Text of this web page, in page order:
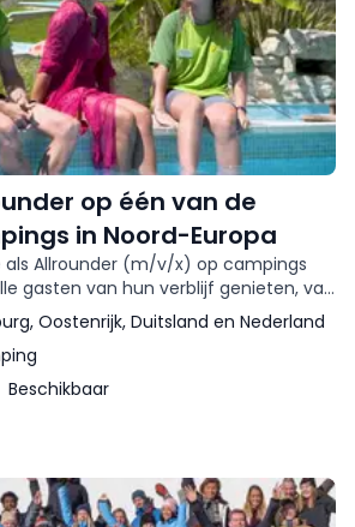
op één van de
in Noord-Europa
als Allrounder (m/v/x) op campings
gasten van hun verblijf genieten, van
je begeleidt zowel de
gasten.
Oostenrijk, Duitsland en Nederland
Beschikbaar